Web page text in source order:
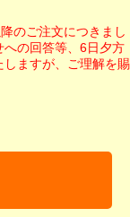
のご注文につきまし
の回答等、6日夕方
ますが、ご理解を賜